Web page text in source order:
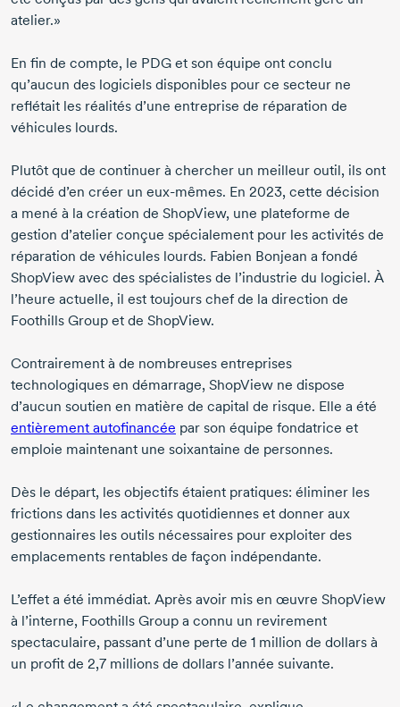
atelier.»
En fin de compte, le PDG et son équipe ont conclu
qu’aucun des logiciels disponibles pour ce secteur ne
reflétait les réalités d’une entreprise de réparation de
véhicules lourds.
Plutôt que de continuer à chercher un meilleur outil, ils ont
décidé d’en créer un eux-mêmes. En 2023, cette décision
a mené à la création de ShopView, une plateforme de
gestion d’atelier conçue spécialement pour les activités de
réparation de véhicules lourds. Fabien Bonjean a fondé
ShopView avec des spécialistes de l’industrie du logiciel. À
l’heure actuelle, il est toujours chef de la direction de
Foothills Group et de ShopView.
Contrairement à de nombreuses entreprises
technologiques en démarrage, ShopView ne dispose
d’aucun soutien en matière de capital de risque. Elle a été
entièrement autofinancée par son équipe fondatrice et
emploie maintenant une soixantaine de personnes.
Dès le départ, les objectifs étaient pratiques: éliminer les
frictions dans les activités quotidiennes et donner aux
gestionnaires les outils nécessaires pour exploiter des
emplacements rentables de façon indépendante.
L’effet a été immédiat. Après avoir mis en œuvre ShopView
à l’interne, Foothills Group a connu un revirement
spectaculaire, passant d’une perte de 1 million de dollars à
un profit de 2,7 millions de dollars l’année suivante.